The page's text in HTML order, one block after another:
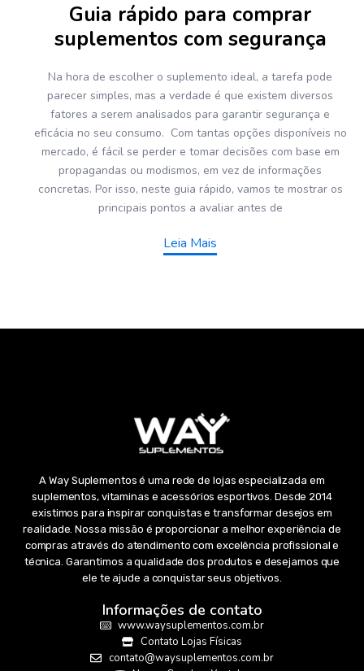
Guia rápido para comprar
suplementos com segurança
Na hora de escolher o suplemento ideal, a tarefa pode
parecer simples, mas a verdade é que existem diversos
fatores a serem analisados para garantir segurança e
eficácia no seu consumo. Com tantas opções disponíveis no
mercado, é fácil se perder e tomar decisões com base em
propagandas ou modismos, em vez de informações
concretas. Por isso, neste guia rápido, vamos te mostrar os
principais pontos a avaliar antes de
Leia Mais
A Way Suplementos é uma rede de lojas especializada em
suplementos, vitaminas e acessórios esportivos. Desde 2014
existimos para inspirar conquistas e transformar desejos em
realidade. Nossa missão é proporcionar a melhor experiência de
compras através do atendimento com excelência profissional e
técnica. Garantimos a qualidade dos produtos e desejamos que
ele te ajude a conquistar seus objetivos.
Informações de contato
www.waysuplementos.com.br
Contato Lojas Físicas
contato@waysuplementos.com.br